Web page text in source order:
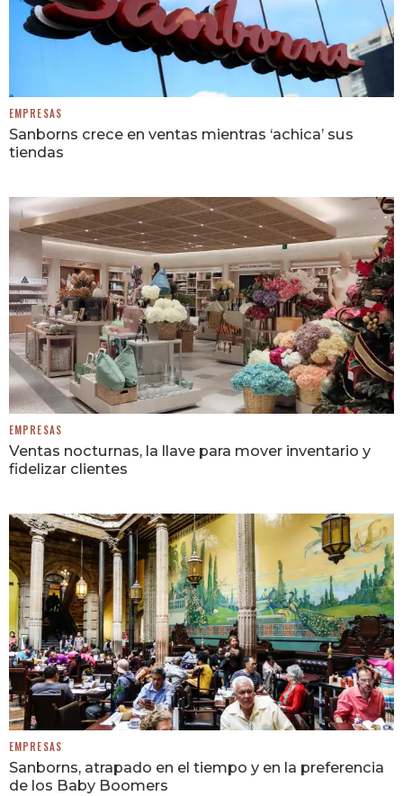
EMPRESAS
Sanborns crece en ventas mientras ‘achica’ sus
tiendas
EMPRESAS
Ventas nocturnas, la llave para mover inventario y
fidelizar clientes
EMPRESAS
Sanborns, atrapado en el tiempo y en la preferencia
de los Baby Boomers